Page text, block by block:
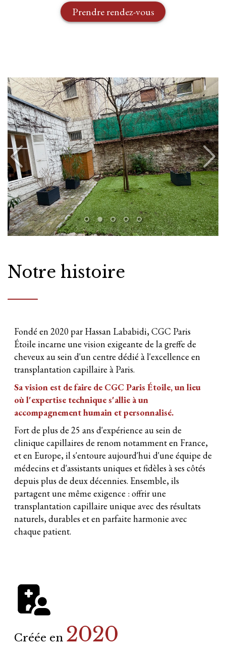
Prendre rendez-vous
Notre histoire
Fondé en 2020 par Hassan Lababidi, CGC Paris
Étoile incarne une vision exigeante de la greffe de
cheveux au sein d'un centre dédié à l'excellence en
transplantation capillaire à Paris.
Sa vision est de faire de CGC Paris Étoile, un lieu
où l'expertise technique s'allie à un
accompagnement humain et personnalisé.
Fort de plus de 25 ans d'expérience au sein de
clinique capillaires de renom notamment en France,
et en Europe, il s'entoure aujourd'hui d'une équipe de
médecins et d'assistants uniques et fidèles à ses côtés
depuis plus de deux décennies. Ensemble, ils
partagent une même exigence : offrir une
transplantation capillaire unique avec des résultats
naturels, durables et en parfaite harmonie avec
chaque patient.
Créée en 2020